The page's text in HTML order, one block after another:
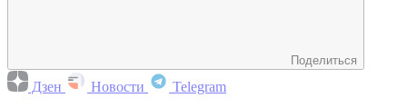
Поделиться
Дзен Новости Telegram